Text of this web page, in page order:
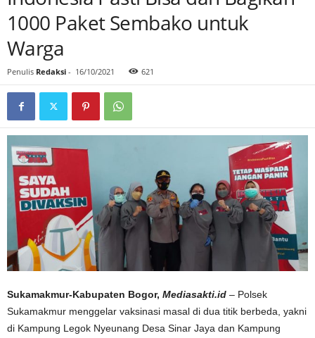
1000 Paket Sembako untuk
Warga
Penulis Redaksi - 16/10/2021 621
Sukamakmur-Kabupaten Bogor, Mediasakti.id – Polsek
Sukamakmur menggelar vaksinasi masal di dua titik berbeda, yakni
di Kampung Legok Nyeunang Desa Sinar Jaya dan Kampung